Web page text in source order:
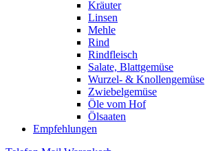
Kräuter
Linsen
Mehle
Rind
Rindfleisch
Salate, Blattgemüse
Wurzel- & Knollengemüse
Zwiebelgemüse
Öle vom Hof
Ölsaaten
Empfehlungen